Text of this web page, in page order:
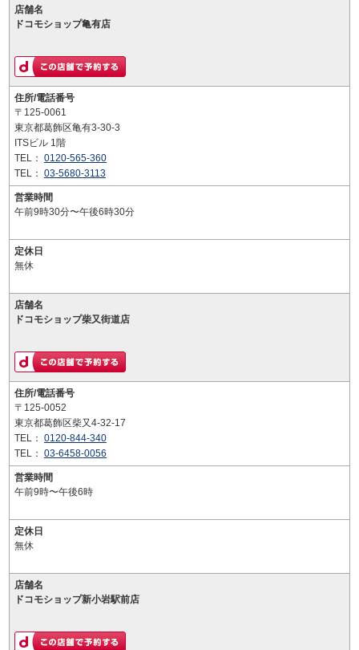
店舗名
ドコモショップ亀有店
住所/電話番号
〒125-0061
東京都葛飾区亀有3-30-3
ITSビル 1階
TEL： 0120-565-360
TEL： 03-5680-3113
営業時間
午前9時30分〜午後6時30分
定休日
無休
店舗名
ドコモショップ柴又街道店
住所/電話番号
〒125-0052
東京都葛飾区柴又4-32-17
TEL： 0120-844-340
TEL： 03-6458-0056
営業時間
午前9時〜午後6時
定休日
無休
店舗名
ドコモショップ新小岩駅前店